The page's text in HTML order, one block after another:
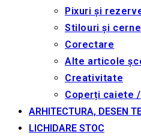
Pixuri și
Stilouri și
Corectare
Alte articole
Creativitate
Coperți caiete
ARHITECTURA, DESEN
LICHIDARE STOC